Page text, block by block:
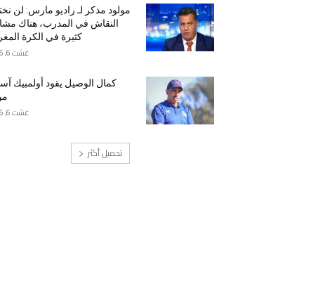
مولود مذكر لـ راديو مارس: لن
النقاش في المدرب، هناك
كثيرة في الكرة
غشت 6, 2026
كمال الوصيل يقود أولمبيك
غشت 6, 2026
تحميل أكثر